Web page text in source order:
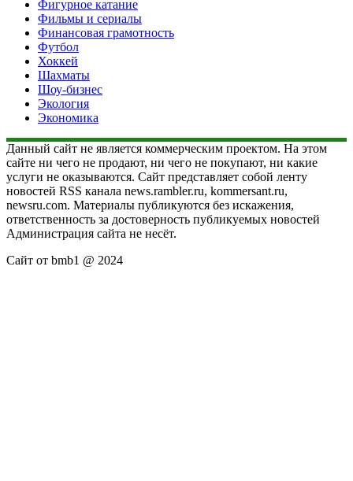
Фигурное катание
Фильмы и сериалы
Финансовая грамотность
Футбол
Хоккей
Шахматы
Шоу-бизнес
Экология
Экономика
Данный сайт не является коммерческим проектом. На этом
сайте ни чего не продают, ни чего не покупают, ни какие
услуги не оказываются. Сайт представляет собой ленту
новостей RSS канала news.rambler.ru, kommersant.ru,
newsru.com. Материалы публикуются без искажения,
ответственность за достоверность публикуемых новостей
Администрация сайта не несёт.
Сайт от bmb1 @ 2024